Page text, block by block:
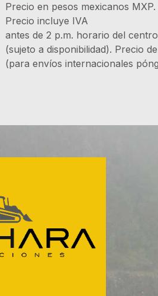
Precio en pesos mexicanos MXP.
Precio incluye IVA
antes de 2 p.m. horario del
(sujeto a disponibilidad). Precio
(para envíos internacionales